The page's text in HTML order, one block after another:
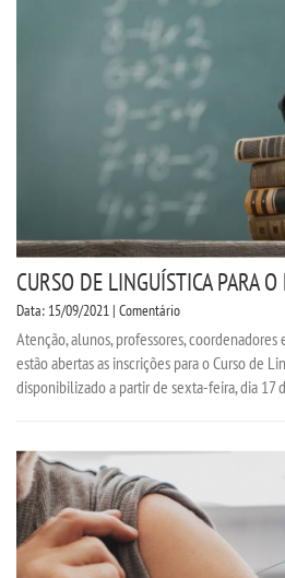
CURSO DE LINGUÍSTICA PARA
Data: 15/09/2021 | Comentário
Atenção, alunos, professores, coordenadores
estão abertas as inscrições para o Curso de
disponibilizado a partir de sexta-feira, dia 17